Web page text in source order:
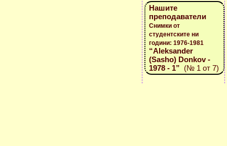
Нашите
преподаватели
Снимки от
студентските ни
години: 1976-1981
“Aleksander
(Sasho) Donkov -
1978 - 1” (№ 1 от 7)